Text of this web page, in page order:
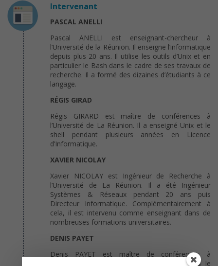
Intervenant
PASCAL ANELLI
Pascal ANELLI est enseignant-chercheur à
l’Université de la Réunion. Il enseigne l’informatique
depuis plus 20 ans. Il utilise les outils d’Unix et en
particulier le Bash dans le cadre de ses travaux de
recherche. Il a formé des dizaines d’étudiants à ce
langage.
RÉGIS GIRAD
Régis GIRARD est maître de conférences à
l’Université de La Réunion. Il a enseigné Unix et le
shell pendant plusieurs années en Licence
d’Informatique.
XAVIER NICOLAY
Xavier NICOLAY est Ingénieur de Recherche à
l’Université de La Réunion. Il a été Ingénieur
Systèmes & Réseaux pendant 20 ans puis
Directeur Informatique. Complémentairement à
cela, il est intervenu comme enseignant dans de
nombreuses formations universitaires.
DENIS PAYET
Denis PAYET est maître de conférences à
l’Université de La Réunion. Il enseigne dans le